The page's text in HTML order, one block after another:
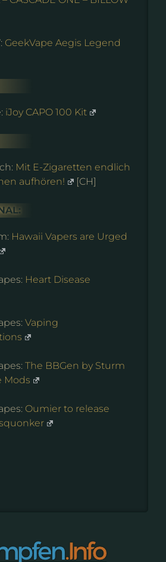
GeekVape Aegis Legend
iJoy CAPO 100 Kit
Mit E-Zigaretten endlich
aufhören!
[CH]
Hawaii Vapers are Urged
Heart Disease
Vaping
The BBGen by Sturm
Mods
Oumier to release